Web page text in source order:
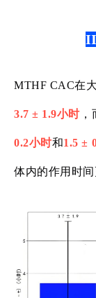
MTHF CAC在
3.7 ± 1.9小时，
0.2小时和1.5 ±
体内的作用时